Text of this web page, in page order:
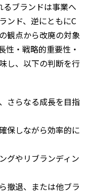
ブランドは事業へ
ンド、逆にともにC
観点から改廃の対象
性・戦略的重要性・
し、以下の判断を行
さらなる成長を目指
保しながら効率的に
グやリブランディン
撤退、または他ブラ